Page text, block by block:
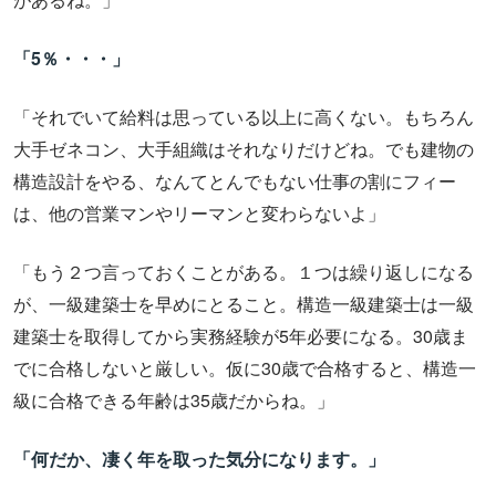
「5％・・・」
「それでいて給料は思っている以上に高くない。もちろん
大手ゼネコン、大手組織はそれなりだけどね。でも建物の
構造設計をやる、なんてとんでもない仕事の割にフィー
は、他の営業マンやリーマンと変わらないよ」
「もう２つ言っておくことがある。１つは繰り返しになる
が、一級建築士を早めにとること。構造一級建築士は一級
建築士を取得してから実務経験が5年必要になる。30歳ま
でに合格しないと厳しい。仮に30歳で合格すると、構造一
級に合格できる年齢は35歳だからね。」
「何だか、凄く年を取った気分になります。」